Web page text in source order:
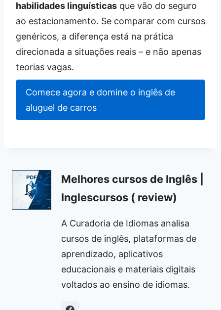
habilidades linguísticas que vão do seguro
ao estacionamento. Se comparar com cursos
genéricos, a diferença está na prática
direcionada a situações reais – e não apenas
teorias vagas.
Comece agora e domine o inglês de
aluguel de carros
Melhores cursos de Inglês |
Inglescursos ( review)
A Curadoria de Idiomas analisa
cursos de inglês, plataformas de
aprendizado, aplicativos
educacionais e materiais digitais
voltados ao ensino de idiomas.